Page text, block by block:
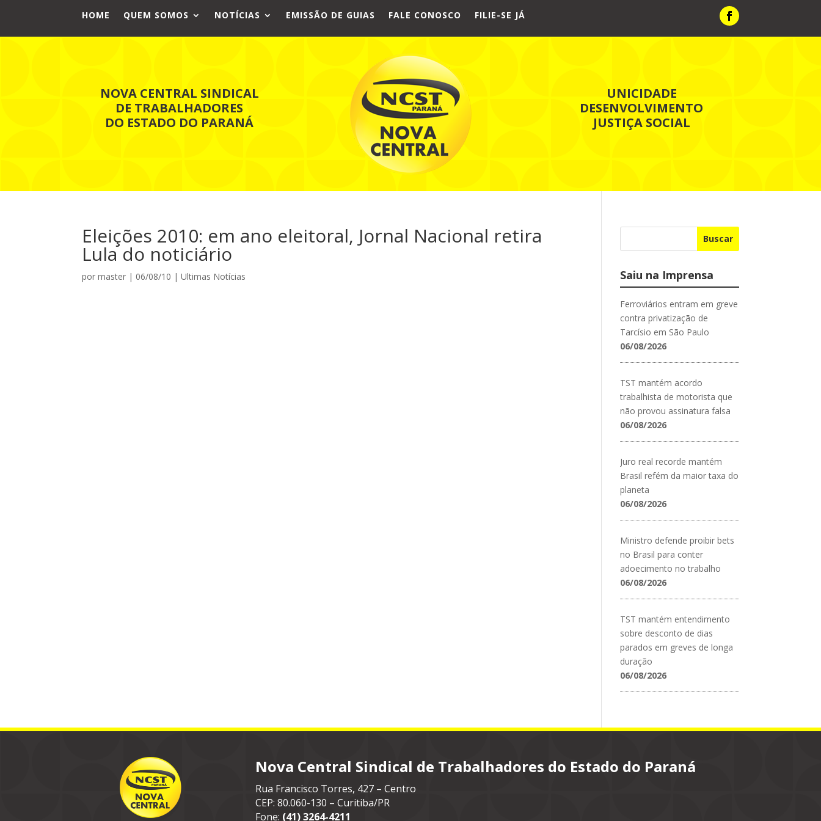
HOME QUEM SOMOS NOTÍCIAS EMISSÃO DE GUIAS FALE CONOSCO FILIE-SE JÁ
NOVA CENTRAL SINDICAL
DE TRABALHADORES
DO ESTADO DO PARANÁ
UNICIDADE
DESENVOLVIMENTO
JUSTIÇA SOCIAL
Eleições 2010: em ano eleitoral, Jornal Nacional retira
Lula do noticiário
pormaster | 06/08/10 |Ultimas Notícias
Buscar
Saiu na Imprensa
Ferroviários entram em greve
contra privatização de
Tarcísio em São Paulo
06/08/2026
TST mantém acordo
trabalhista de motorista que
não provou assinatura falsa
06/08/2026
Juro real recorde mantém
Brasil refém da maior taxa do
planeta
06/08/2026
Ministro defende proibir bets
no Brasil para conter
adoecimento no trabalho
06/08/2026
TST mantém entendimento
sobre desconto de dias
parados em greves de longa
duração
06/08/2026
Nova Central Sindical de Trabalhadores do Estado do Paraná
Rua Francisco Torres, 427 – Centro
CEP: 80.060-130 – Curitiba/PR
Fone: (41) 3264-4211